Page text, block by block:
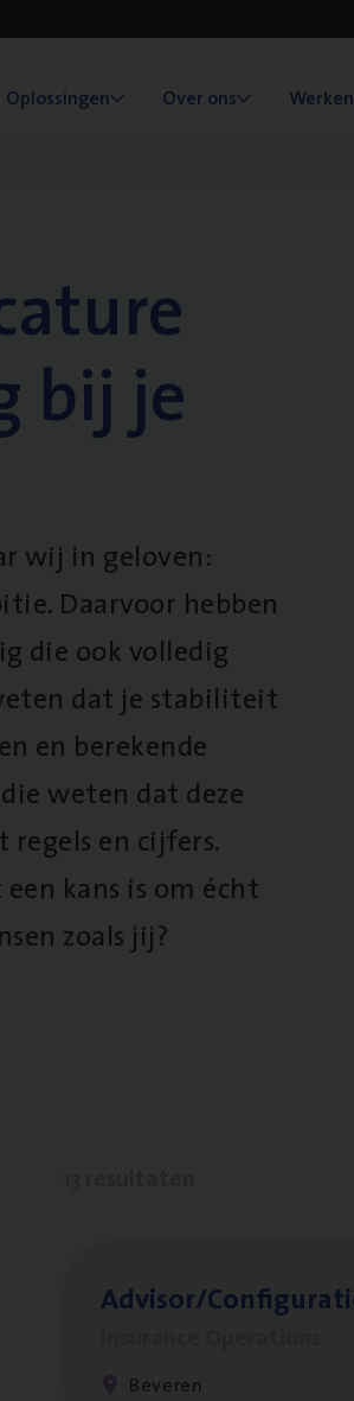
Oplossingen Over ons
bij je
wij in geloven:
Daarvoor hebben
die ook volledig
dat je stabiliteit
en berekende
weten dat deze
regels en cijfers.
kans is om écht
zoals jij?
Advisor/​
Beveren